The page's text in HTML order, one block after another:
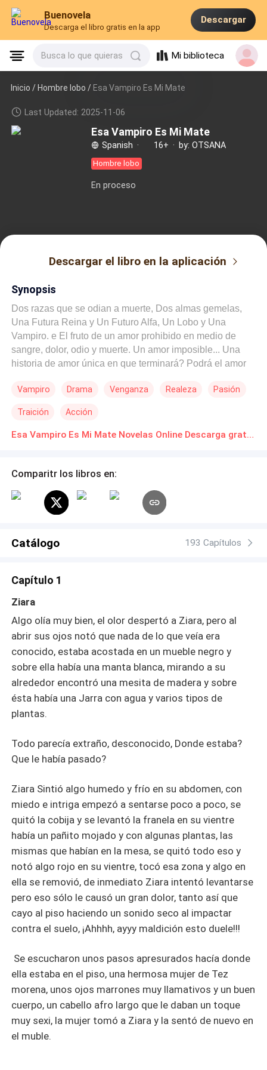
Buenovela
Descarga el libro gratis en la app
Descargar
Busca lo que quieras Mi biblioteca
Inicio /Hombre lobo / Esa Vampiro Es Mi Mate
Last Updated: 2025-11-06
Esa Vampiro Es Mi Mate
Spanish · 16+ · by: OTSANA
Hombre lobo
En proceso
Descargar el libro en la aplicación
Synopsis
Dos razas que se odian a muerte, Dos almas gemelas,
Una Futura Reina y Un Futuro Alfa, Un Lobo y Una
Vampiro. e El fruto de un amor prohibido en medio de
sangre, dolor, odio y muerte. Un amor imposible... Una
historia de amor única en que terminará? Podrá el amor
Vampiro Drama Venganza Realeza Pasión
Traición Acción
Esa Vampiro Es Mi Mate Novelas Online Descarga gratuita de PDF
Comparitr los libros en:
Catálogo 193 Capítulos
Capítulo 1
Ziara
Algo olía muy bien, el olor despertó a Ziara, pero al
abrir sus ojos notó que nada de lo que veía era
conocido, estaba acostada en un mueble negro y
sobre ella había una manta blanca, mirando a su
alrededor encontró una mesita de madera y sobre
ésta había una Jarra con agua y varios tipos de
plantas.
Todo parecía extraño, desconocido, Donde estaba?
Que le había pasado?
Ziara Sintió algo humedo y frío en su abdomen, con
miedo e intriga empezó a sentarse poco a poco, se
quitó la cobija y se levantó la franela en su vientre
había un pañito mojado y con algunas plantas, las
mismas que habían en la mesa, se quitó todo eso y
notó algo rojo en su vientre, tocó esa zona y algo en
ella se removió, de inmediato Ziara intentó levantarse
pero eso sólo le causó un gran dolor, tanto así que
cayo al piso haciendo un sonido seco al impactar
contra el suelo, ¡Ahhhh, ayyy maldición esto duele!!!
Se escucharon unos pasos apresurados hacía donde
ella estaba en el piso, una hermosa mujer de Tez
morena, unos ojos marrones muy llamativos y un buen
cuerpo, un cabello afro largo que le daban un toque
muy sexi, la mujer tomó a Ziara y la sentó de nuevo en
el muble.